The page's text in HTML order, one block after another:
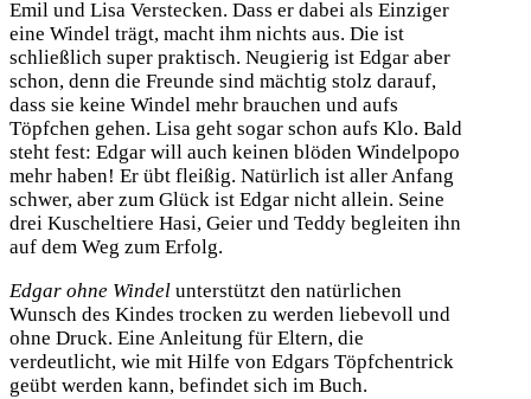
Emil und Lisa Verstecken. Dass er dabei als Einziger
eine Windel trägt, macht ihm nichts aus. Die ist
schließlich super praktisch. Neugierig ist Edgar aber
schon, denn die Freunde sind mächtig stolz darauf,
dass sie keine Windel mehr brauchen und aufs
Töpfchen gehen. Lisa geht sogar schon aufs Klo. Bald
steht fest: Edgar will auch keinen blöden Windelpopo
mehr haben! Er übt fleißig. Natürlich ist aller Anfang
schwer, aber zum Glück ist Edgar nicht allein. Seine
drei Kuscheltiere Hasi, Geier und Teddy begleiten ihn
auf dem Weg zum Erfolg.
Edgar ohne Windel unterstützt den natürlichen
Wunsch des Kindes trocken zu werden liebevoll und
ohne Druck. Eine Anleitung für Eltern, die
verdeutlicht, wie mit Hilfe von Edgars Töpfchentrick
geübt werden kann, befindet sich im Buch.